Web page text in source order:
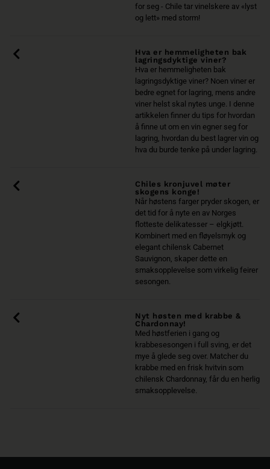
for seg - Chile tar vinelskere av «lyst
og lett» med storm!
Hva er hemmeligheten bak
lagringsdyktige viner?
Hva er hemmeligheten bak
lagringsdyktige viner? Noen viner er
bedre egnet for lagring, mens andre
viner helst skal nytes unge. I denne
artikkelen finner du tips for hvordan
å finne ut om en vin egner seg for
lagring, hvordan du best lagrer vin og
hva du burde tenke på under lagring.
Chiles kronjuvel møter
skogens konge!
Når høstens farger pryder skogen, er
det tid for å nyte en av Norges
flotteste delikatesser – elgkjøtt.
Kombinert med en fløyelsmyk og
elegant chilensk Cabernet
Sauvignon, skaper dette en
smaksopplevelse som virkelig feirer
sesongen.
Nyt høsten med krabbe &
Chardonnay!
Med høstferien i gang og
krabbesesongen i full sving, er det
mye å glede seg over. Matcher du
krabbe med en frisk hvitvin som
chilensk Chardonnay, får du en herlig
smaksopplevelse.